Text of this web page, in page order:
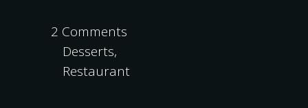
2 Comments
Desserts,
Restaurant